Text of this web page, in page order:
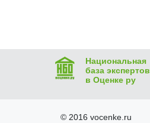
Национальная
база экспертов
в Оценке ру
© 2016 vocenke.ru